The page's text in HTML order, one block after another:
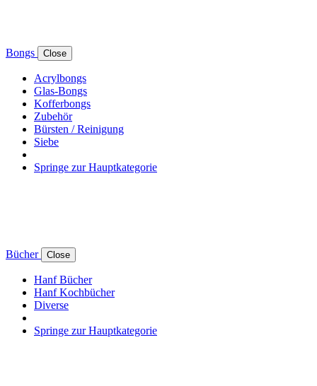
Bongs Close
Acrylbongs
Glas-Bongs
Kofferbongs
Zubehör
Bürsten / Reinigung
Siebe
Springe zur Hauptkategorie
Bücher Close
Hanf Bücher
Hanf Kochbücher
Diverse
Springe zur Hauptkategorie